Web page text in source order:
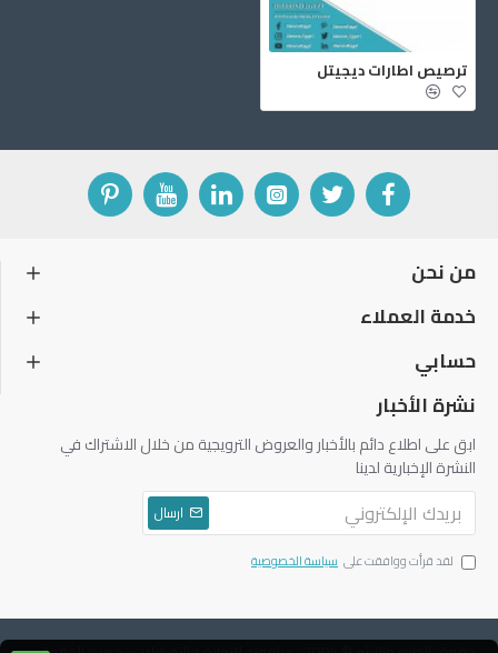
ترصيص اطارات ديجيتل
من نحن
خدمة العملاء
حسابي
نشرة الأخبار
ابق على اطلاع دائم بالأخبار والعروض الترويجية من خلال الاشتراك في
النشرة الإخبارية لدينا
ارسال
لقد قرأت ووافقت على سياسة الخصوصية